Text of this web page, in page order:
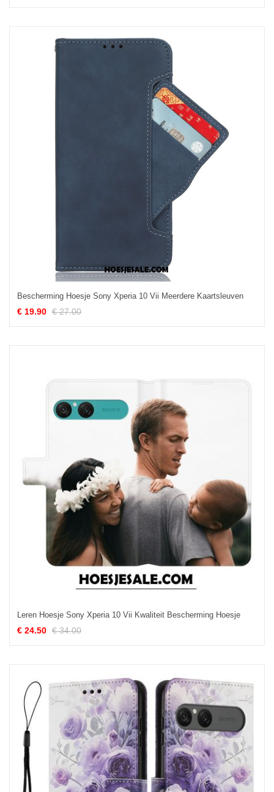
Bescherming Hoesje Sony Xperia 10 Vii Meerdere Kaartsleuven
€ 19.90 € 27.00
Leren Hoesje Sony Xperia 10 Vii Kwaliteit Bescherming Hoesje
€ 24.50 € 34.00